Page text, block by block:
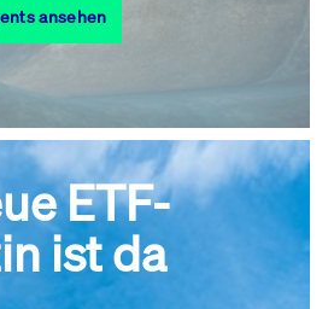
Alle Events
ansehen
ETF-
ist da